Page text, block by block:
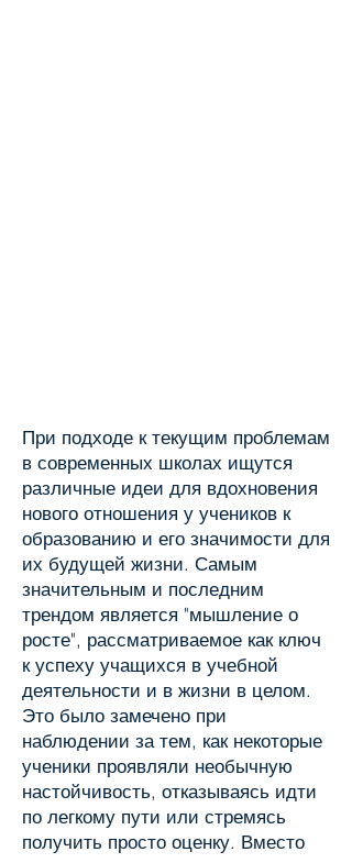
При подходе к текущим проблемам
в современных школах ищутся
различные идеи для вдохновения
нового отношения у учеников к
образованию и его значимости для
их будущей жизни. Самым
значительным и последним
трендом является "мышление о
росте", рассматриваемое как ключ
к успеху учащихся в учебной
деятельности и в жизни в целом.
Это было замечено при
наблюдении за тем, как некоторые
ученики проявляли необычную
настойчивость, отказываясь идти
по легкому пути или стремясь
получить просто оценку. Вместо